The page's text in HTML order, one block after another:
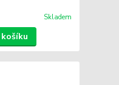
Skladem